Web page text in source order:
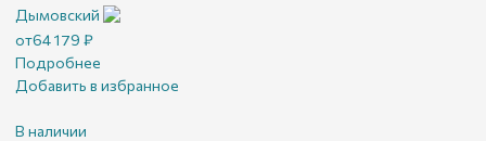
Дымовский
от64 179 ₽
Подробнее
Добавить в избранное
В наличии